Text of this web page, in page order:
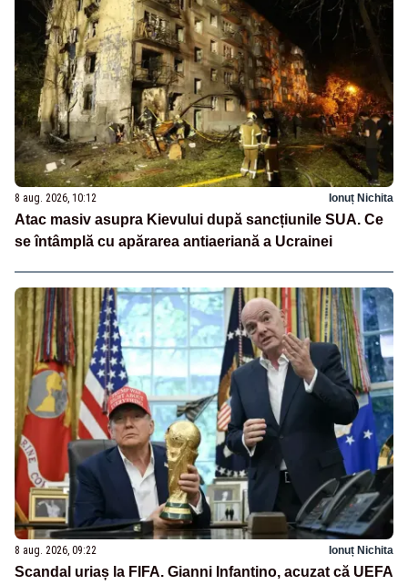
8 aug. 2026, 10:12 Ionuț Nichita
Atac masiv asupra Kievului după sancțiunile SUA. Ce
se întâmplă cu apărarea antiaeriană a Ucrainei
8 aug. 2026, 09:22 Ionuț Nichita
Scandal uriaș la FIFA. Gianni Infantino, acuzat că UEFA